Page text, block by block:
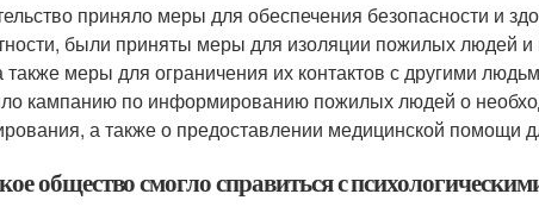
приняло меры для обеспечения безопасности и
были приняты меры для изоляции пожилых людей и
меры для ограничения их контактов с другими
кампанию по информированию пожилых людей о
а также о предоставлении медицинской помощи
общество смогло справиться с